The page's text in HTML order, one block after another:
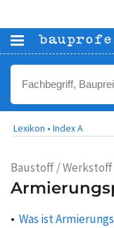
Lexikon • Index A
Baustoff /
Was ist